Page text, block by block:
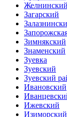
Желнинский
Загарский
Зимнякский
Знаменский
Зуевка
Зуевский
Зуевский
Ивановский
Ижевский
Изиморский